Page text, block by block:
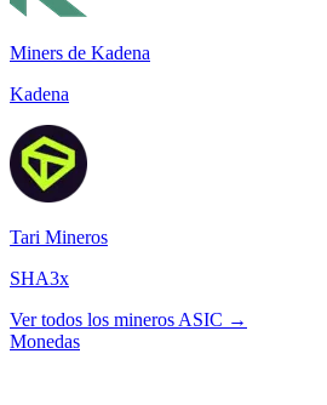
Miners de Kadena
Kadena
Tari Mineros
SHA3x
Ver todos los mineros ASIC →
Monedas